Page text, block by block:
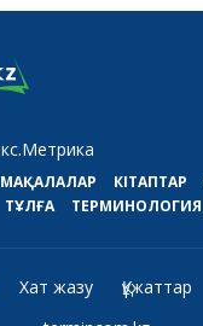
МАҚАЛАЛАР КІТАПТАР
ТҰЛҒА
ТЕРМИНОЛОГИЯ
Хат жазу Құжаттар